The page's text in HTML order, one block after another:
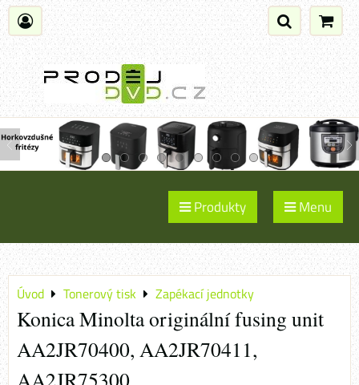
Produkty Menu
Úvod Tonerový tisk Zapékací jednotky
Konica Minolta originální fusing unit
AA2JR70400, AA2JR70411,